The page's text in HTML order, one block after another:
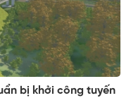
bị khởi công tuyến